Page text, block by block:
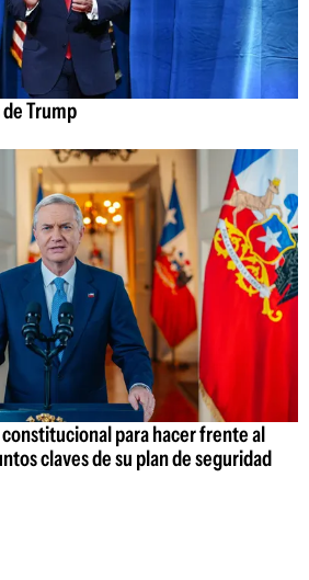
Trump
para hacer frente al
claves de su plan de seguridad